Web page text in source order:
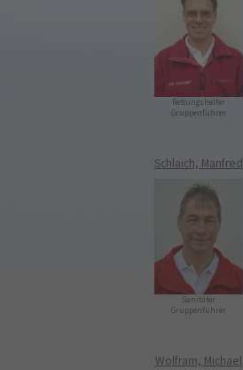
Rettungshelfer
Gruppenführer
Schlaich, Manfred
Sanitäter
Gruppenführer
Wolfram, Michael